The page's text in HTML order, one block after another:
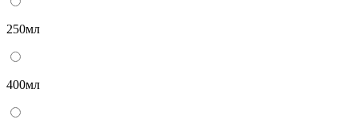
250мл
400мл